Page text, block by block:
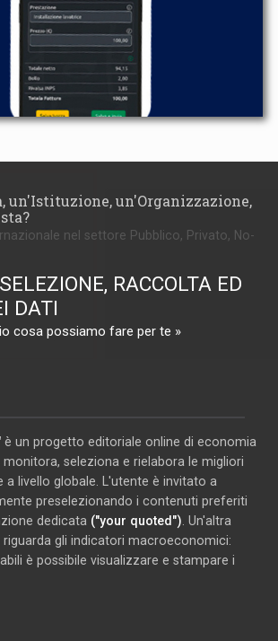
un'Istituzione, un'Organizzazione,
nel settore Pubblico, Privato, No-
RACCOLTA ED
DATI
cosa possiamo fare per te »
è un progetto editoriale online di economia
seleziona e rielabora le migliori
a livello globale. L'utente è invitato a
preselezionando i contenuti preferiti
dedicata ("your quoted"). Un'altra
gli indicatori macroeconomici:
è possibile visualizzare e stampare i